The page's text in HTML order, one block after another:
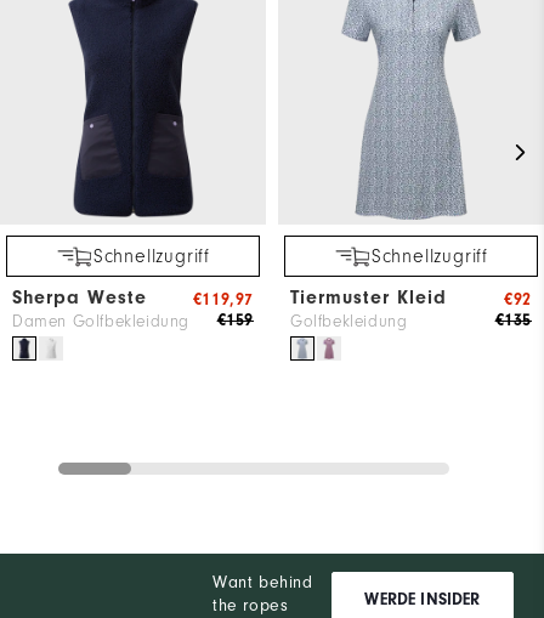
Schnellzugriff
Sherpa Weste
Damen Golfbekleidung €159
€119,97
Schnellzugriff
Tiermuster Kleid
Golfbekleidung €135
€92
Want behind
the ropes
WERDE INSIDER